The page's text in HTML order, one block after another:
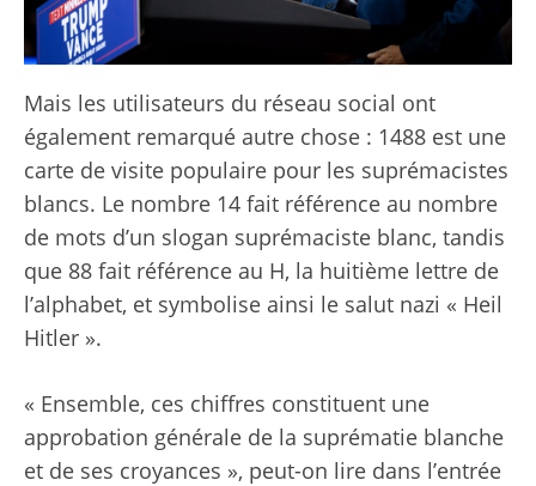
Mais les utilisateurs du réseau social ont
également remarqué autre chose : 1488 est une
carte de visite populaire pour les suprémacistes
blancs. Le nombre 14 fait référence au nombre
de mots d’un slogan suprémaciste blanc, tandis
que 88 fait référence au H, la huitième lettre de
l’alphabet, et symbolise ainsi le salut nazi « Heil
Hitler ».
« Ensemble, ces chiffres constituent une
approbation générale de la suprématie blanche
et de ses croyances », peut-on lire dans l’entrée